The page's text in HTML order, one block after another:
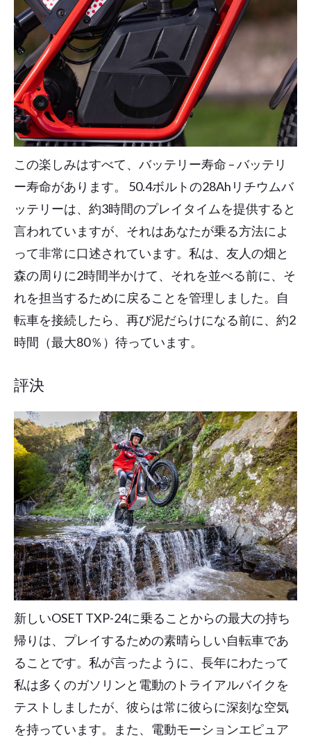
この楽しみはすべて、バッテリー寿命 – バッテリ
ー寿命があります。 50.4ボルトの28Ahリチウムバ
ッテリーは、約3時間のプレイタイムを提供すると
言われていますが、それはあなたが乗る方法によ
って非常に口述されています。私は、友人の畑と
森の周りに2時間半かけて、それを並べる前に、そ
れを担当するために戻ることを管理しました。自
転車を接続したら、再び泥だらけになる前に、約2
時間（最大80％）待っています。
評決
新しいOSET TXP-24に乗ることからの最大の持ち
帰りは、プレイするための素晴らしい自転車であ
ることです。私が言ったように、長年にわたって
私は多くのガソリンと電動のトライアルバイクを
テストしましたが、彼らは常に彼らに深刻な空気
を持っています。また、電動モーションエピュア